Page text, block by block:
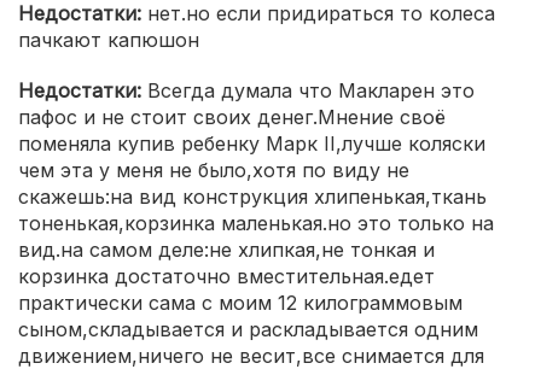
Недостатки: нет.но если придираться то колеса
пачкают капюшон
Недостатки: Всегда думала что Макларен это
пафос и не стоит своих денег.Мнение своё
поменяла купив ребенку Марк II,лучше коляски
чем эта у меня не было,хотя по виду не
скажешь:на вид конструкция хлипенькая,ткань
тоненькая,корзинка маленькая.но это только на
вид.на самом деле:не хлипкая,не тонкая и
корзинка достаточно вместительная.едет
практически сама с моим 12 килограммовым
сыном,складывается и раскладывается одним
движением,ничего не весит,все снимается для